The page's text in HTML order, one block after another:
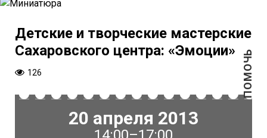
ПОМОЧЬ
Детские и творческие мастерские
Сахаровского центра: «Эмоции»
126
20 апреля 2013